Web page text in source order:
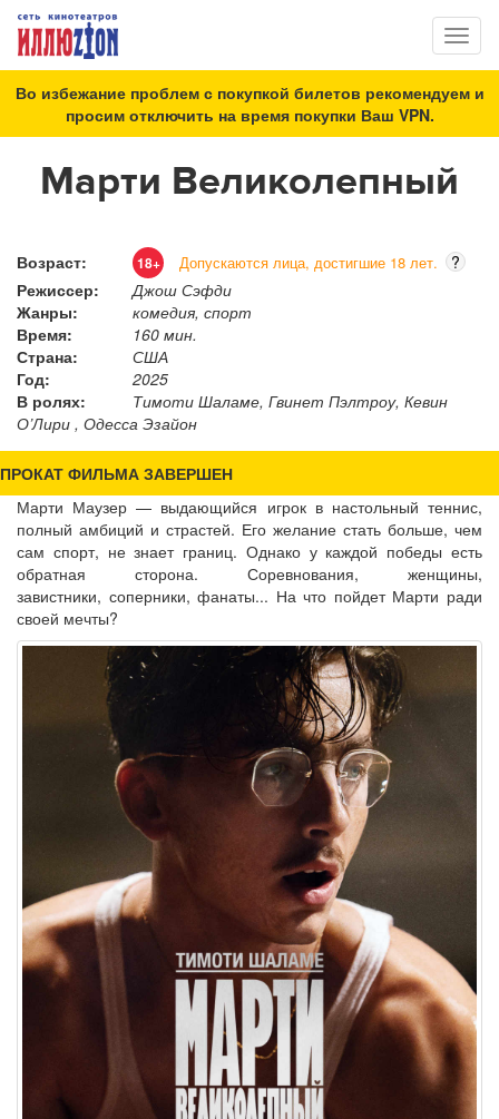
Во избежание проблем с покупкой билетов рекомендуем и
просим отключить на время покупки Ваш VPN.
Марти Великолепный
Возраст: 18+ Допускаются лица, достигшие 18 лет.
?
Режиссер:
Джош Сэфди
Жанры:
комедия, спорт
Время:
160 мин.
Страна:
США
Год:
2025
В ролях:
Тимоти Шаламе, Гвинет Пэлтроу, Кевин
О’Лири , Одесса Эзайон
ПРОКАТ ФИЛЬМА ЗАВЕРШЕН
Марти Маузер — выдающийся игрок в настольный теннис,
полный амбиций и страстей. Его желание стать больше, чем
сам спорт, не знает границ. Однако у каждой победы есть
обратная сторона. Соревнования, женщины,
завистники, соперники, фанаты... На что пойдет Марти ради
своей мечты?